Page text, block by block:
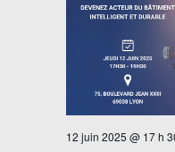
12 juin 2025 @ 17 h